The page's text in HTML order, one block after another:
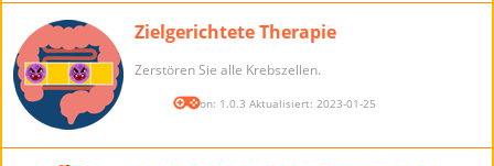
Zielgerichtete Therapie
Zerstören Sie alle Krebszellen.
Version: 1.0.3 Aktualisiert: 2023-01-25